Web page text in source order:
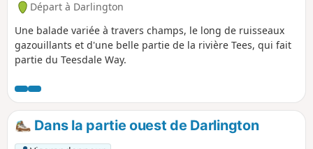
Départ à Darlington
Une balade variée à travers champs, le long de ruisseaux
gazouillants et d'une belle partie de la rivière Tees, qui fait
partie du Teesdale Way.
Dans la partie ouest de Darlington